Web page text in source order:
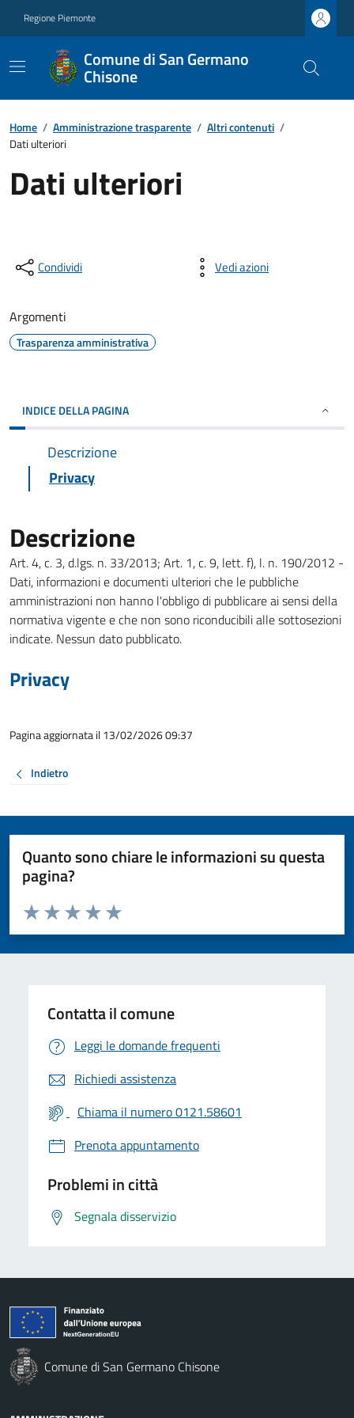
Regione Piemonte
Comune di San Germano
Chisone
Home / Amministrazione trasparente / Altri contenuti /
Dati ulteriori
Dati ulteriori
Condividi Vedi azioni
Argomenti
Trasparenza amministrativa
INDICE DELLA PAGINA
Descrizione
Privacy
Descrizione
Art. 4, c. 3, d.lgs. n. 33/2013; Art. 1, c. 9, lett. f), l. n. 190/2012 -
Dati, informazioni e documenti ulteriori che le pubbliche
amministrazioni non hanno l'obbligo di pubblicare ai sensi della
normativa vigente e che non sono riconducibili alle sottosezioni
indicate. Nessun dato pubblicato.
Privacy
Pagina aggiornata il 13/02/2026 09:37
Indietro
Quanto sono chiare le informazioni su questa
pagina?
Valuta da 1 a 5 stelle la pagina
Valuta 5 stelle su 5
Valuta 4 stelle su 5
Valuta 3 stelle su 5
Valuta 2 stelle su 5
Valuta 1 stelle su 5
Contatta il comune
Leggi le domande frequenti
Richiedi assistenza
Chiama il numero 0121.58601
Prenota appuntamento
Problemi in città
Segnala disservizio
Comune di San Germano Chisone